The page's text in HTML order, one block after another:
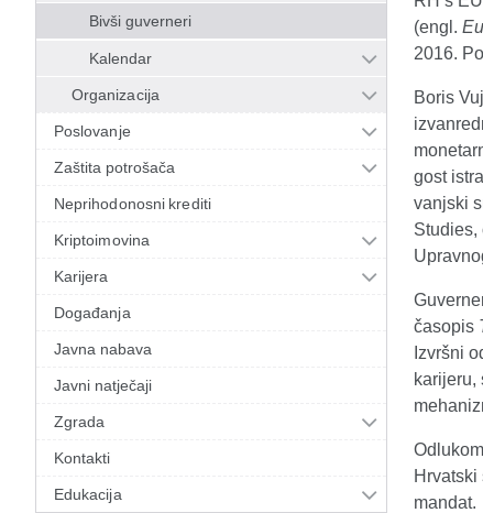
Bivši guverneri
Kalendar
Organizacija
Poslovanje
Zaštita potrošača
Neprihodonosni krediti
Kriptoimovina
Karijera
Događanja
Javna nabava
Javni natječaji
Zgrada
Kontakti
Edukacija
(engl.
2016.
Boris
gost
vanjski
Studies,
časopis
Izvršni
karijeru,
mandat.